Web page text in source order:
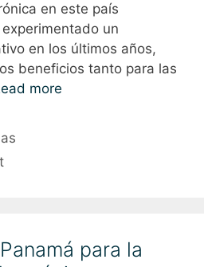
en este país
un
en los últimos años,
beneficios tanto para las
more
para la